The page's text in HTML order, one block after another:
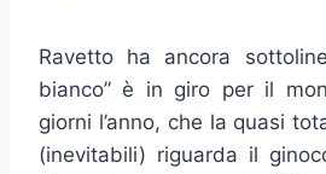
Ravetto ha ancora
bianco” è in giro per il
giorni l’anno, che la quasi
(inevitabili) riguarda il